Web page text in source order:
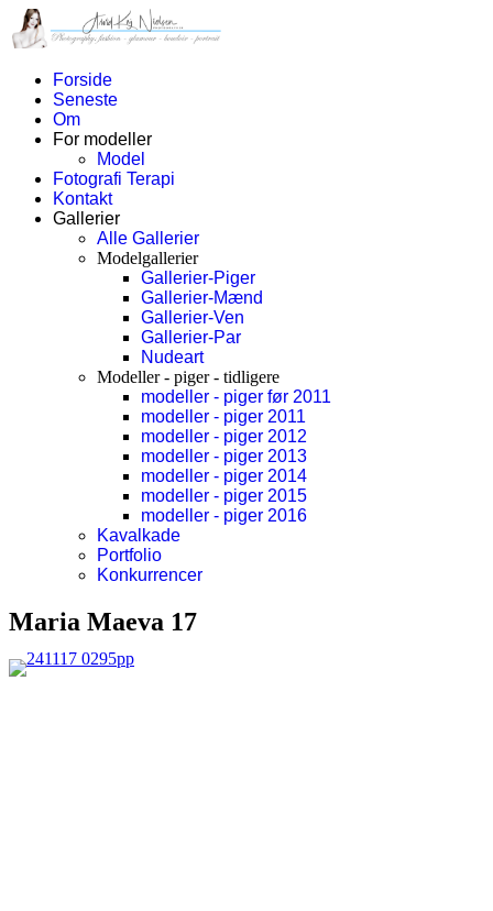
Forside
Seneste
Om
For modeller
Model
Fotografi Terapi
Kontakt
Gallerier
Alle Gallerier
Modelgallerier
Gallerier-Piger
Gallerier-Mænd
Gallerier-Ven
Gallerier-Par
Nudeart
Modeller - piger - tidligere
modeller - piger før 2011
modeller - piger 2011
modeller - piger 2012
modeller - piger 2013
modeller - piger 2014
modeller - piger 2015
modeller - piger 2016
Kavalkade
Portfolio
Konkurrencer
Maria Maeva 17